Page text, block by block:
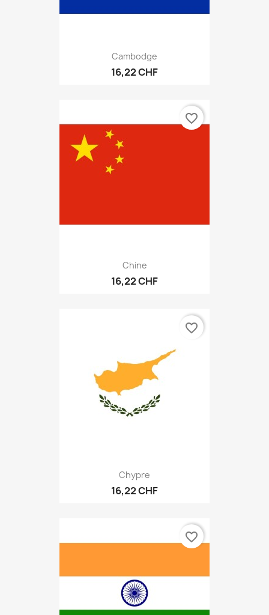
Cambodge
16,22 CHF
Chine
16,22 CHF
favorite_border
Chypre
16,22 CHF
favorite_border
favorite_border